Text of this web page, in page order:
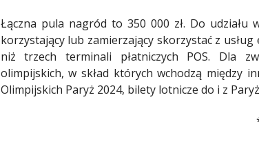
Łączna pula nagród to 350 000 zł. Do
korzystający lub zamierzający skorzystać z
niż trzech terminali płatniczych POS. Dla
olimpijskich, w skład których wchodzą między
Olimpijskich Paryż 2024, bilety lotnicze do i z